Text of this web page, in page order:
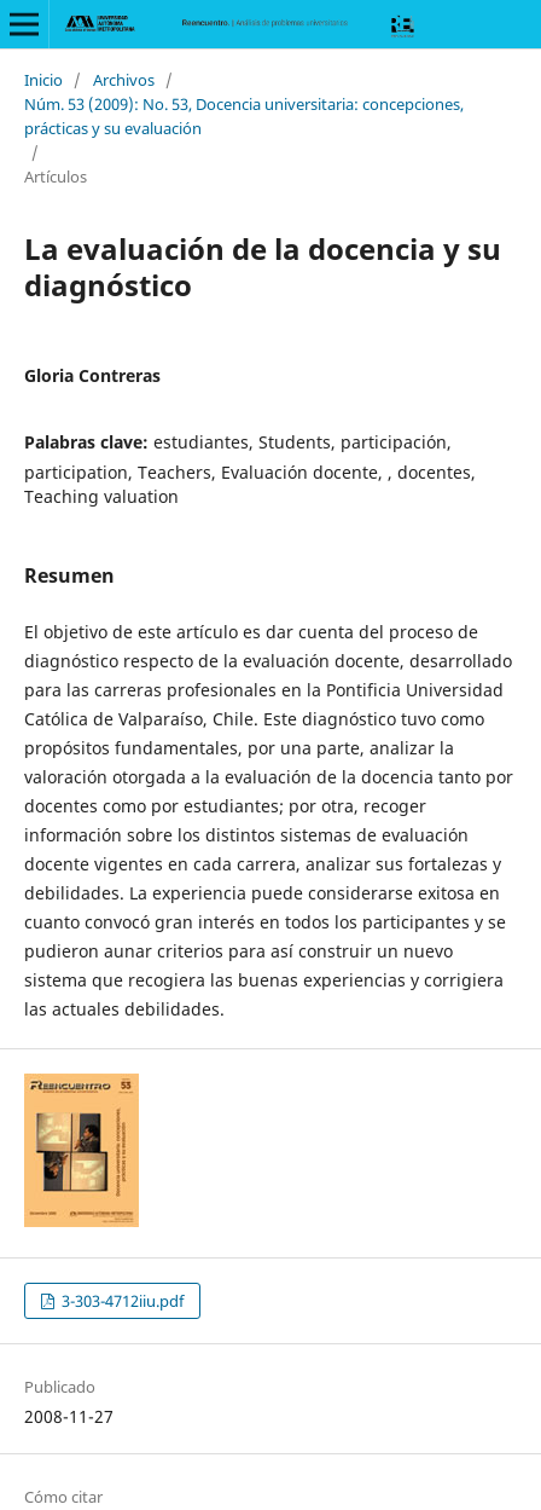
Inicio / Archivos /
Núm. 53 (2009): No. 53, Docencia universitaria: concepciones,
prácticas y su evaluación
/
Artículos
La evaluación de la docencia y su
diagnóstico
Gloria Contreras
Palabras clave: estudiantes, Students, participación,
participation, Teachers, Evaluación docente, , docentes,
Teaching valuation
Resumen
El objetivo de este artículo es dar cuenta del proceso de
diagnóstico respecto de la evaluación docente, desarrollado
para las carreras profesionales en la Pontificia Universidad
Católica de Valparaíso, Chile. Este diagnóstico tuvo como
propósitos fundamentales, por una parte, analizar la
valoración otorgada a la evaluación de la docencia tanto por
docentes como por estudiantes; por otra, recoger
información sobre los distintos sistemas de evaluación
docente vigentes en cada carrera, analizar sus fortalezas y
debilidades. La experiencia puede considerarse exitosa en
cuanto convocó gran interés en todos los participantes y se
pudieron aunar criterios para así construir un nuevo
sistema que recogiera las buenas experiencias y corrigiera
las actuales debilidades.
3-303-4712iiu.pdf
Publicado
2008-11-27
Cómo citar